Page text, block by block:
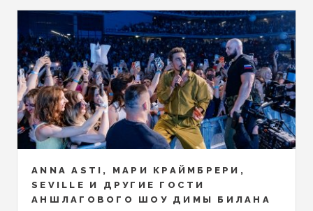
ANNA ASTI, МАРИ КРАЙМБРЕРИ,
SEVILLE И ДРУГИЕ ГОСТИ
АНШЛАГОВОГО ШОУ ДИМЫ БИЛАНА